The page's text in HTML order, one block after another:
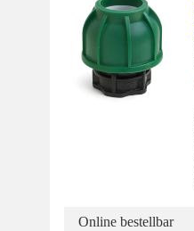
Online bestellbar